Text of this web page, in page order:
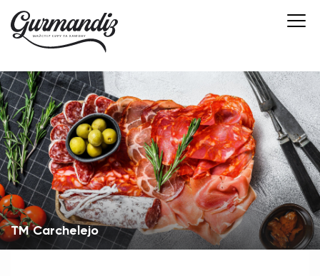
TM Carchelejo